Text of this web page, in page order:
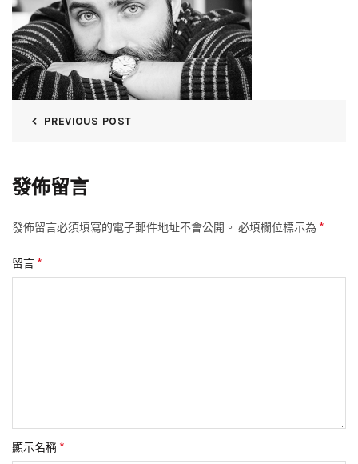
PREVIOUS POST
發佈留言
發佈留言必須填寫的電子郵件地址不會公開。 必填欄位標示為 *
留言 *
顯示名稱 *